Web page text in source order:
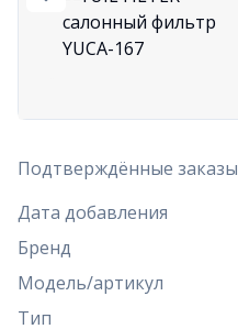
Подтверждённые заказы
Дата добавления
Бренд
Модель/артикул
Тип